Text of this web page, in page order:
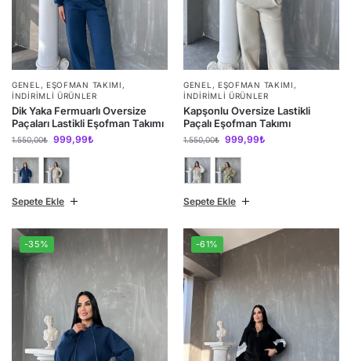
GENEL , EŞOFMAN TAKIMI ,
İNDIRIMLI ÜRÜNLER
Dik Yaka Fermuarlı Oversize
Paçaları Lastikli Eşofman Takımı
1.550,00₺ 999,99₺
Sepete Ekle
GENEL , EŞOFMAN TAKIMI ,
İNDIRIMLI ÜRÜNLER
Kapşonlu Oversize Lastikli
Paçalı Eşofman Takımı
1.550,00₺ 999,99₺
Sepete Ekle
-35% -61%